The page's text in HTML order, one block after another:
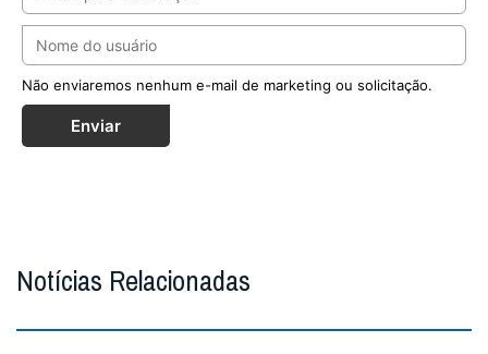
Não enviaremos nenhum e-mail de marketing ou solicitação.
Enviar
Notícias Relacionadas